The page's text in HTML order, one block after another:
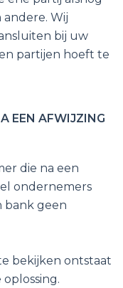
Wij
bij uw
partijen hoeft te
EEN AFWIJZING
die na een
ondernemers
bank geen
bekijken ontstaat